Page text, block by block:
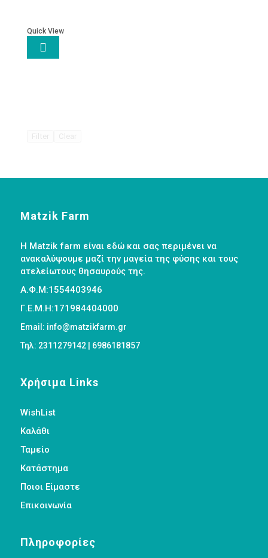
Quick View

Matzik Farm
Η Matzik farm είναι εδώ και σας περιμένει να
ανακαλύψουμε μαζί την μαγεία της φύσης και τους
ατελείωτους θησαυρούς της.
Α.Φ.Μ:1554403946
Γ.Ε.Μ.Η:171984404000
Email: info@matzikfarm.gr
Τηλ: 2311279142 | 6986181857
Χρήσιμα Links
WishList
Καλάθι
Ταμείο
Κατάστημα
Ποιοι Είμαστε
Επικοινωνία
Πληροφορίες